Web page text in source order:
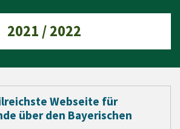
2021 / 2022
Webseite für
über den Bayerischen